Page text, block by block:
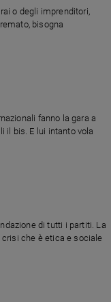
o degli imprenditori,
bisogna
fanno la gara a
il bis. E lui intanto vola
di tutti i partiti. La